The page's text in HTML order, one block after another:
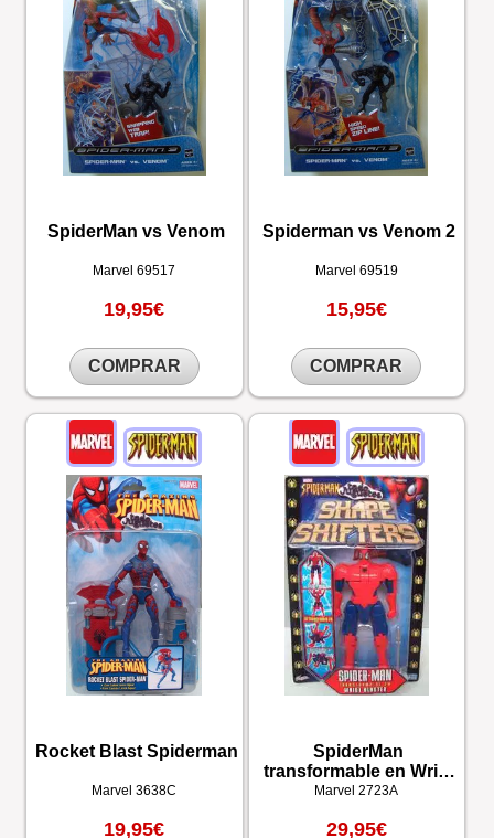
SpiderMan vs Venom
Marvel 69517
19,95€
COMPRAR
Spiderman vs Venom 2
Marvel 69519
15,95€
COMPRAR
Rocket Blast Spiderman
Marvel 3638C
19,95€
SpiderMan
transformable en Wrist
Blaster
Marvel 2723A
29,95€